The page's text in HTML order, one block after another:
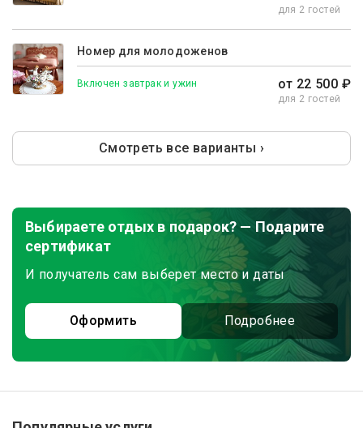
для 2 гостей
Номер для молодоженов
Включен завтрак и ужин от 22 500 ₽
для 2 гостей
Смотреть все варианты ›
Выбираете отдых в подарок? — Подарите
сертификат
И получатель сам выберет место и даты
Оформить Подробнее